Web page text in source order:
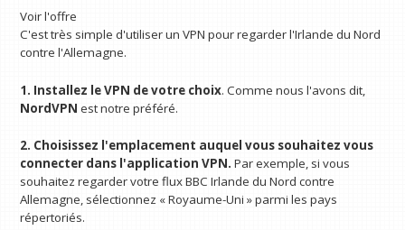
Voir l'offre
C'est très simple d'utiliser un VPN pour regarder l'Irlande du Nord
contre l'Allemagne.
1. Installez le VPN de votre choix. Comme nous l'avons dit,
NordVPN est notre préféré.
2. Choisissez l'emplacement auquel vous souhaitez vous
connecter dans l'application VPN.Par exemple, si vous
souhaitez regarder votre flux BBC Irlande du Nord contre
Allemagne, sélectionnez « Royaume-Uni » parmi les pays
répertoriés.